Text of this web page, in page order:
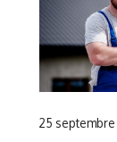
25 septembre